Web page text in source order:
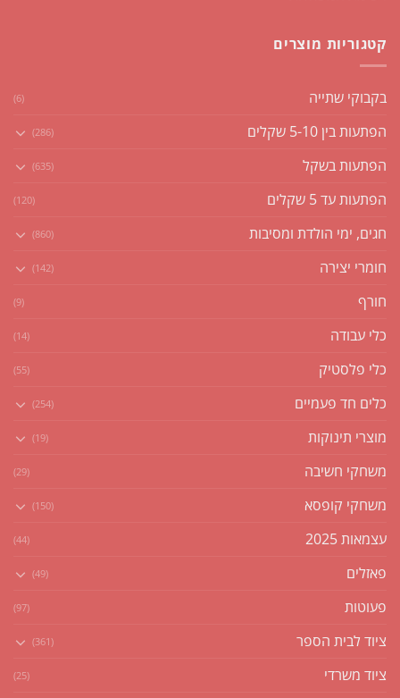
קטגוריות מוצרים
בקבוקי שתייה (6)
הפתעות בין 5-10 שקלים (286)
הפתעות בשקל (635)
הפתעות עד 5 שקלים (120)
חגים, ימי הולדת ומסיבות (860)
חומרי יצירה (142)
חורף (9)
כלי עבודה (14)
כלי פלסטיק (55)
כלים חד פעמיים (254)
מוצרי תינוקות (19)
משחקי חשיבה (29)
משחקי קופסא (150)
עצמאות 2025 (44)
פאזלים (49)
פעוטות (97)
ציוד לבית הספר (361)
ציוד משרדי (25)